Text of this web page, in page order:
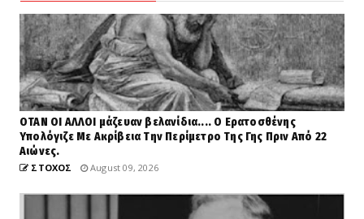
ΟΤΑΝ ΟΙ ΑΛΛΟΙ μάζευαν βελανίδια.... Ο Ερατοσθένης
Υπολόγιζε Με Ακρίβεια Την Περίμετρο Της Γης Πριν Από 22
Αιώνες.
ΣΤΟΧΟΣ August 09, 2026